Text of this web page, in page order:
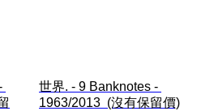
世界. - 9 Banknotes -
1963/2013  (沒有保留價)